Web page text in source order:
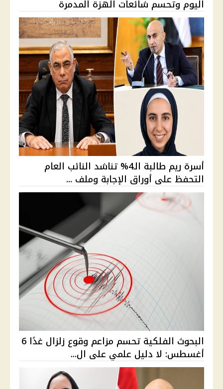
اليوم وتحسم شائعات الهزة المدمرة
أسرة ريم طالبة الـ4% تناشد النائب العام
التحفظ على أوراق الإجابة وملف ...
البحوث الفلكية تحسم مزاعم وقوع زلزال غدًا 6
أغسطس: لا دليل علمي على ال...